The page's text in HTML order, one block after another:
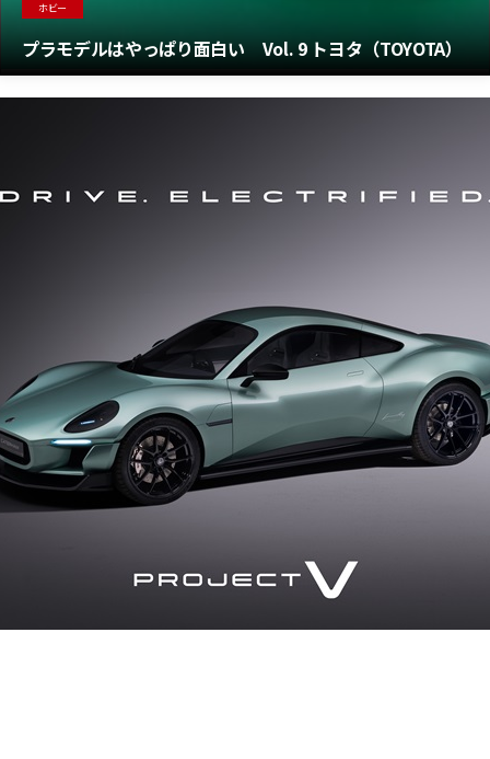
ホビー
プラモデルはやっぱり面白い Vol. 9 トヨタ（TOYOTA）